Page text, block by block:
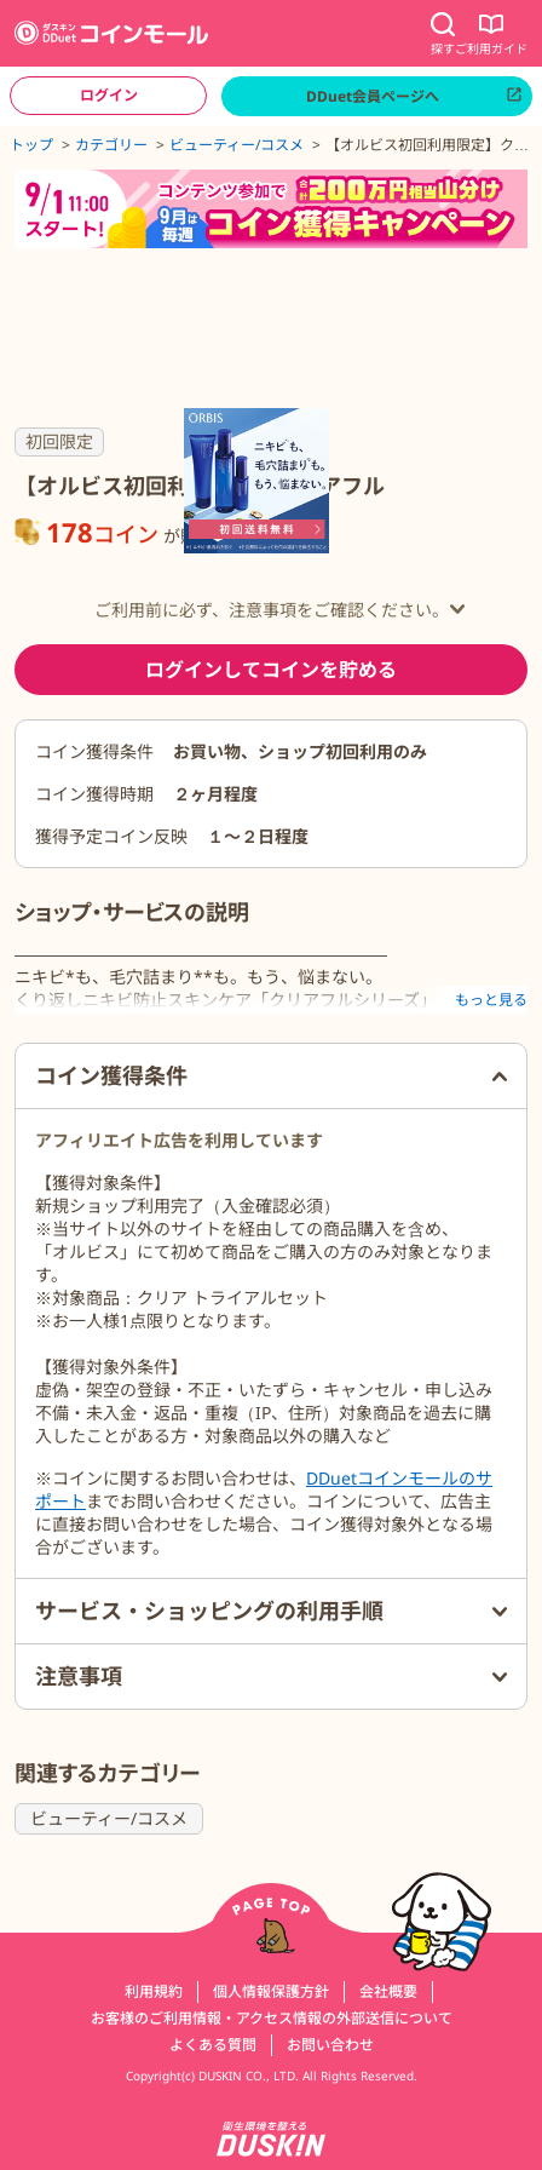
探すご利用ガイド
ログイン DDuet会員ページへ
トップ カテゴリー ビューティー/コスメ
【オルビス初回利用限定】クリ
初回限定
【オルビス初回利用限定】クリアフル
178コイン が貯まる
ご利用前に必ず、注意事項をご確認ください。
ログインしてコインを貯める
コイン獲得条件
お買い物、ショップ初回利用のみ
コイン獲得時期
２ヶ月程度
獲得予定コイン反映
１〜２日程度
ショップ・サービスの説明
――――――――――――――――――――――
ニキビ*も、毛穴詰まり**も。もう、悩まない。
くり返しニキビ防止スキンケア「クリアフルシリーズ」
*ニキビ、肌荒れを防ぐ **洗浄による毛穴の除去
もっと見る
ご利用前に必ずお読みください
コイン獲得条件
アフィリエイト広告を利用しています
【獲得対象条件】
新規ショップ利用完了（入金確認必須）
※当サイト以外のサイトを経由しての商品購入を含め、
「オルビス」にて初めて商品をご購入の方のみ対象となりま
す。
※対象商品：クリア トライアルセット
※お一人様1点限りとなります。
【獲得対象外条件】
虚偽・架空の登録・不正・いたずら・キャンセル・申し込み
不備・未入金・返品・重複（IP、住所）対象商品を過去に購
入したことがある方・対象商品以外の購入など
※コインに関するお問い合わせは、 DDuetコインモールのサ
ポート までお問い合わせください。コインについて、広告主
に直接お問い合わせをした場合、コイン獲得対象外となる場
合がございます。
サービス・ショッピングの利用手順
注意事項
関連するカテゴリー
ビューティー/コスメ
利用規約 個人情報保護方針
会社概要
お客様のご利用情報・アクセス情報の外部送信について
よくある質問
お問い合わせ
Copyright(c) DUSKIN CO., LTD. All Rights Reserved.
ジトップへ